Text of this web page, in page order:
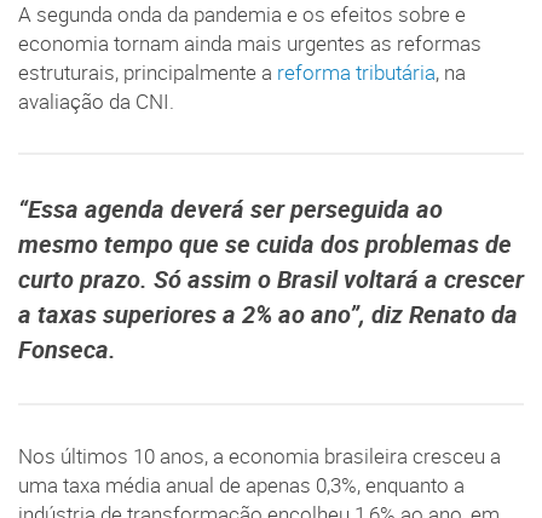
A segunda onda da pandemia e os efeitos sobre e
economia tornam ainda mais urgentes as reformas
estruturais, principalmente a reforma tributária, na
avaliação da CNI.
“Essa agenda deverá ser perseguida ao
mesmo tempo que se cuida dos problemas de
curto prazo. Só assim o Brasil voltará a crescer
a taxas superiores a 2% ao ano”, diz Renato da
Fonseca.
Nos últimos 10 anos, a economia brasileira cresceu a
uma taxa média anual de apenas 0,3%, enquanto a